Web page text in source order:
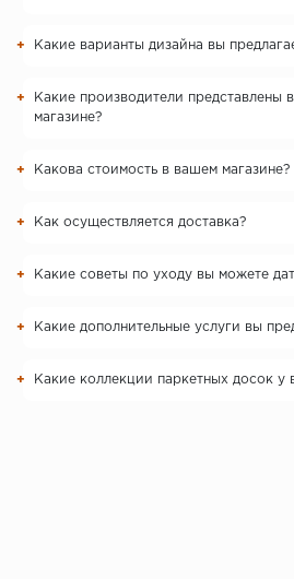
Какие варианты дизайна вы
Какие производители представлены
магазине?
Какова стоимость в вашем магазине?
Как осуществляется доставка?
Какие советы по уходу вы можете
Какие дополнительные услуги вы
Какие коллекции паркетных досок у